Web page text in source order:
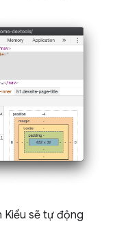
Kiểu sẽ tự động